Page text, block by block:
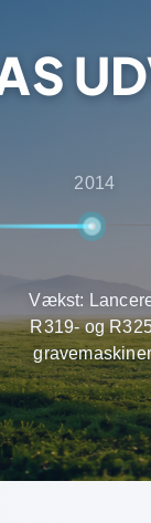
2014
Vækst:
R319- og